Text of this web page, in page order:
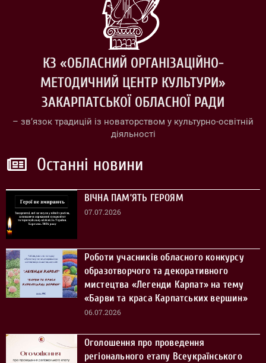
КЗ «ОБЛАСНИЙ ОРГАНІЗАЦІЙНО-
МЕТОДИЧНИЙ ЦЕНТР КУЛЬТУРИ»
ЗАКАРПАТСЬКОЇ ОБЛАСНОЇ РАДИ
– зв’язок традицій із новаторством у культурно-освітній
діяльності
Останні новини
ВІЧНА ПАМ’ЯТЬ ГЕРОЯМ
07.07.2026
Роботи учасників обласного конкурсу
образотворчого та декоративного
мистецтва «Легенди Карпат» на тему
«Барви та краса Карпатських вершин»
06.07.2026
Оголошення про проведення
регіонального етапу Всеукраїнського